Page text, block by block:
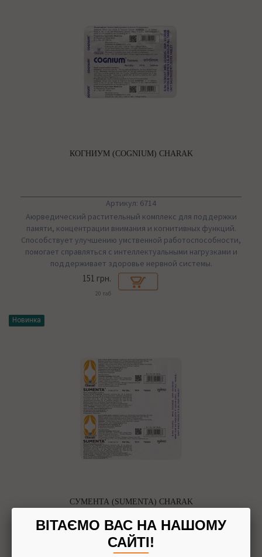
КОГНИУМ (COGNIUM) CHARAK
Артикул: 6714
Аюрведический растительный комплекс для поддержки
памяти, концентрации внимания и когнитивных функций.
Способствует улучшению умственной работоспособности,
помогает справляться с интеллектуальными нагрузками и
поддерживает здоровье нервной системы.
151 грн.
20 таб
Новинка
СУМЕНТА (SUMENTA) CHARAK
Артикул: 6718
ВІТАЄМО ВАС НА НАШОМУ
САЙТІ!